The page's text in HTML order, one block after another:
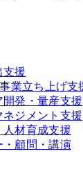
支援
業立ち上げ支
発・量産支援
ネジメント支援
材育成支援
・顧問・講演